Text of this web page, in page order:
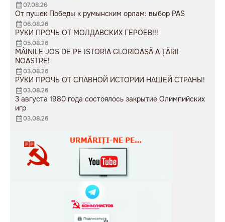
07.08.26
От пушек Победы к румынским орлам: выбор PAS
06.08.26
РУКИ ПРОЧЬ ОТ МОЛДАВСКИХ ГЕРОЕВ!!!
05.08.26
MÂINILE JOS DE PE ISTORIA GLORIOASĂ A ȚĂRII
NOASTRE!
03.08.26
РУКИ ПРОЧЬ ОТ СЛАВНОЙ ИСТОРИИ НАШЕЙ СТРАНЫ!
03.08.26
3 августа 1980 года состоялось закрытие Олимпийских
игр
03.08.26